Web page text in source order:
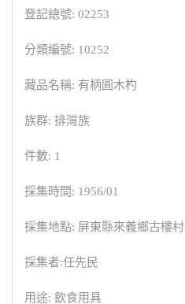
登記總號: 02253
分類編號: 10252
藏品名稱: 有柄圓木杓
族群: 排灣族
件數: 1
採集時間: 1956/01
採集地點: 屏東縣來義鄉古樓村
採集者:任先民
用途: 飲食用具